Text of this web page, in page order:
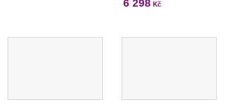
6 298 Kč